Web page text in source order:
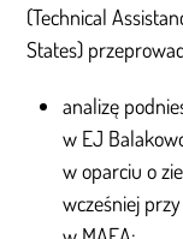
(Technical
States)
analizę
w EJ
w oparciu o
wcześniej